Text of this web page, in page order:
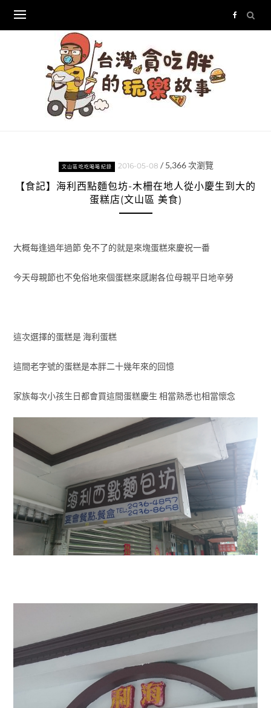
content
文山區吃吃喝喝紀錄 2016-05-08 / 5,366次瀏覽
【食記】海利西點麵包坊-木柵在地人從小慶生到大的
蛋糕店(文山區 美食)
大概每逢過年過節 免不了的就是來塊蛋糕來慶祝一番
今天母親節也不免俗地來個蛋糕來感謝各位母親平日地辛勞
這次選擇的蛋糕是 海利蛋糕
這間老字號的蛋糕是本胖二十幾年來的回憶
家族每次小孩生日都會買這間蛋糕慶生 相當熟悉也相當懷念